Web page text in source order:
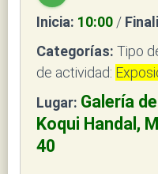
Inicia: 10:00 /
Categorías: Tipo
de actividad:
Lugar: Galería
Koqui Handal,
40